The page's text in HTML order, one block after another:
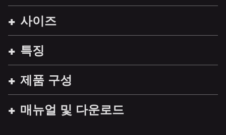
사이즈
특징
제품 구성
매뉴얼 및 다운로드